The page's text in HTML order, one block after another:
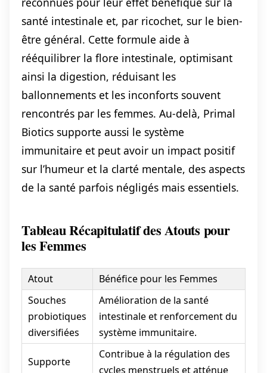
santé intestinale et, par ricochet, sur le bien-
être général. Cette formule aide à
rééquilibrer la flore intestinale, optimisant
ainsi la digestion, réduisant les
ballonnements et les inconforts souvent
rencontrés par les femmes. Au-delà, Primal
Biotics supporte aussi le système
immunitaire et peut avoir un impact positif
sur l’humeur et la clarté mentale, des aspects
de la santé parfois négligés mais essentiels.
Tableau Récapitulatif des Atouts pour
les Femmes
Atout
Bénéfice pour les Femmes
Souches
probiotiques
diversifiées
Amélioration de la santé
intestinale et renforcement du
système immunitaire.
Supporte
Contribue à la régulation des
cycles menstruels et atténue